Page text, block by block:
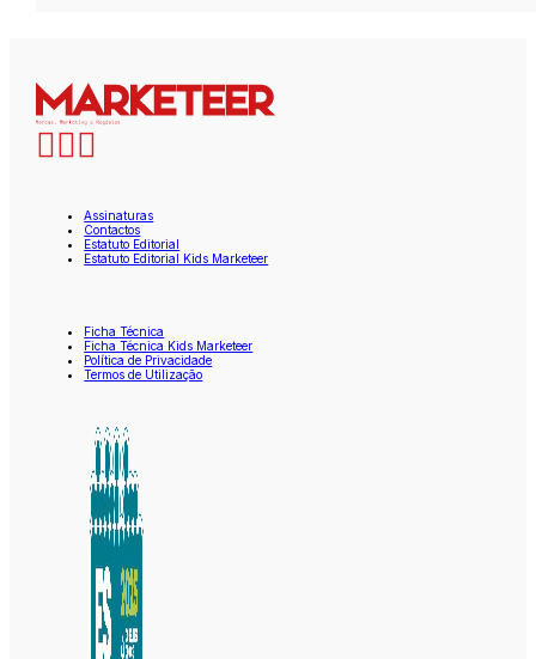
Assinaturas
Contactos
Estatuto Editorial
Estatuto Editorial Kids Marketeer
Ficha Técnica
Ficha Técnica Kids Marketeer
Política de Privacidade
Termos de Utilização